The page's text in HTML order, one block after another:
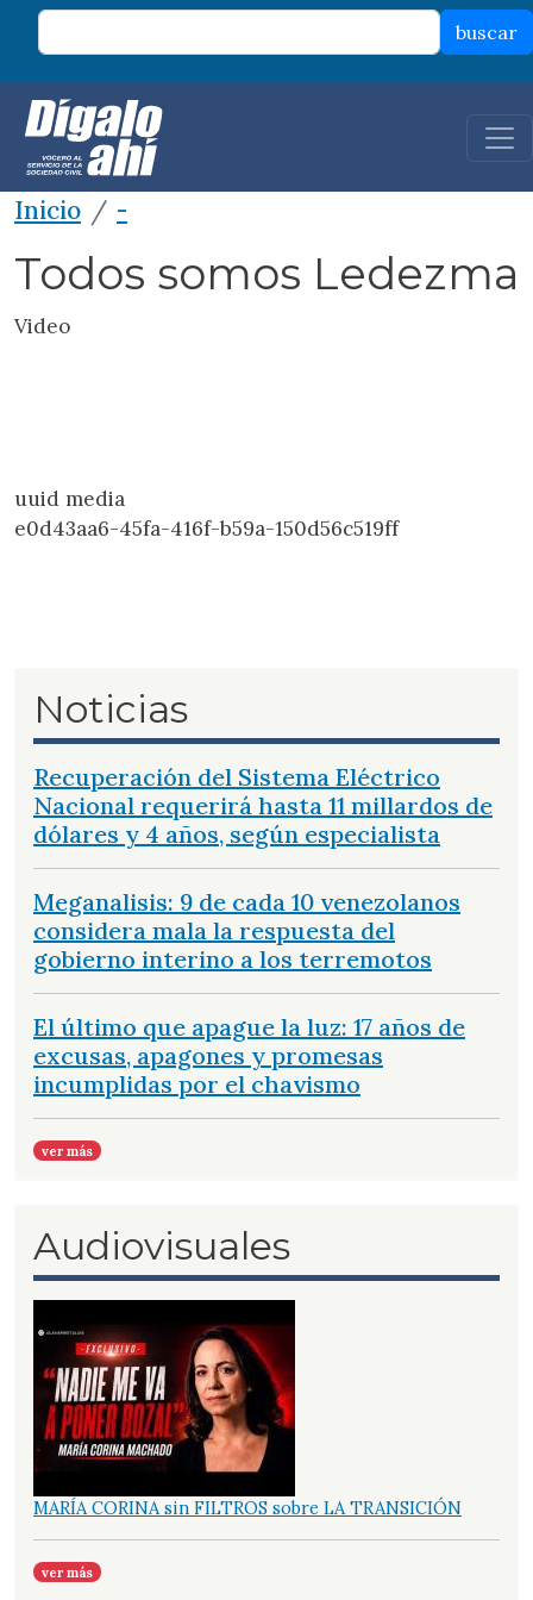
Pasar al contenido principal
buscar
Inicio -
Todos somos Ledezma
Video
uuid media
e0d43aa6-45fa-416f-b59a-150d56c519ff
Noticias
Recuperación del Sistema Eléctrico
Nacional requerirá hasta 11 millardos de
dólares y 4 años, según especialista
Meganalisis: 9 de cada 10 venezolanos
considera mala la respuesta del
gobierno interino a los terremotos
El último que apague la luz: 17 años de
excusas, apagones y promesas
incumplidas por el chavismo
ver más
Audiovisuales
MARÍA CORINA sin FILTROS sobre LA TRANSICIÓN
ver más